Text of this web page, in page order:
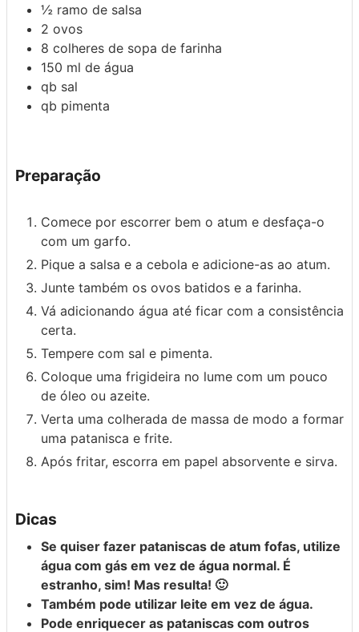
½ ramo de salsa
2 ovos
8 colheres de sopa de farinha
150 ml de água
qb sal
qb pimenta
Preparação
Comece por escorrer bem o atum e desfaça-o
com um garfo.
Pique a salsa e a cebola e adicione-as ao atum.
Junte também os ovos batidos e a farinha.
Vá adicionando água até ficar com a consistência
certa.
Tempere com sal e pimenta.
Coloque uma frigideira no lume com um pouco
de óleo ou azeite.
Verta uma colherada de massa de modo a formar
uma patanisca e frite.
Após fritar, escorra em papel absorvente e sirva.
Dicas
Se quiser fazer pataniscas de atum fofas, utilize
água com gás em vez de água normal. É
estranho, sim! Mas resulta! 🙂
Também pode utilizar leite em vez de água.
Pode enriquecer as pataniscas com outros